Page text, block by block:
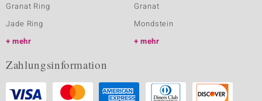
Granat Ring
Jade Ring
mehr
Granat
Mondstein
mehr
Zahlungsinformation